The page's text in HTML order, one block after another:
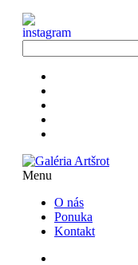
Menu
O nás
Ponuka
Kontakt